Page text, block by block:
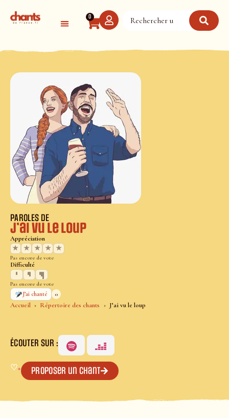
0
Accueil Répertoire des chants J’ai vu le loup
PAROLES DE
J’ai vu le loup
Appréciation
★
★ ★ ★ ★
Pas encore de vote
Difficulté
Pas encore de vote
J’ai chanté
0
ÉCOUTER SUR :
♡+ Proposer un chant